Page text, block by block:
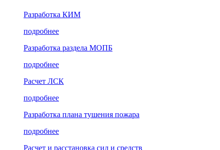
Разработка КИМ
подробнее
Разработка раздела МОПБ
подробнее
Расчет ЛСК
подробнее
Разработка плана тушения пожара
подробнее
Расчет и расстановка сил и средств